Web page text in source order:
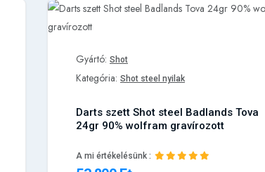
Gyártó: Shot
Kategória: Shot steel nyilak
Darts szett Shot steel Badlands Tova
24gr 90% wolfram gravírozott
A mi értékelésünk :